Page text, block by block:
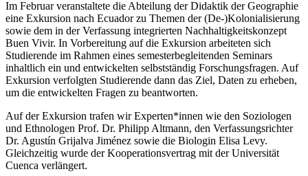
Im Februar veranstaltete die Abteilung der Didaktik der Geographie
eine Exkursion nach Ecuador zu Themen der (De-)Kolonialisierung
sowie dem in der Verfassung integrierten Nachhaltigkeitskonzept
Buen Vivir. In Vorbereitung auf die Exkursion arbeiteten sich
Studierende im Rahmen eines semesterbegleitenden Seminars
inhaltlich ein und entwickelten selbstständig Forschungsfragen. Auf
Exkursion verfolgten Studierende dann das Ziel, Daten zu erheben,
um die entwickelten Fragen zu beantworten.
Auf der Exkursion trafen wir Experten*innen wie den Soziologen
und Ethnologen Prof. Dr. Philipp Altmann, den Verfassungsrichter
Dr. Agustín Grijalva Jiménez sowie die Biologin Elisa Levy.
Gleichzeitig wurde der Kooperationsvertrag mit der Universität
Cuenca verlängert.